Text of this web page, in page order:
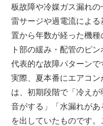
板故障や冷媒ガス漏れの
雷サージや過電流によ
置から年数が経った機
ト部の緩み・配管のピ
代表的な故障パターンで
実際、夏本番にエアコ
は、初期段階で「冷え
音がする」「水漏れが
を出していたものです